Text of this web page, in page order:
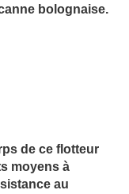
bolognaise.
de ce flotteur
moyens à
au